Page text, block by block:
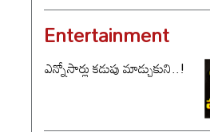
Entertainment
ఎన్నోసార్లు కడుపు మాడ్చుకుని..!